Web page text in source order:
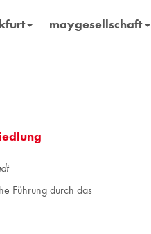
maygesellschaft
Führung durch das